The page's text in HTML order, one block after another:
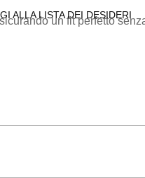
ALLA LISTA DEI DESIDERI
un fit perfetto